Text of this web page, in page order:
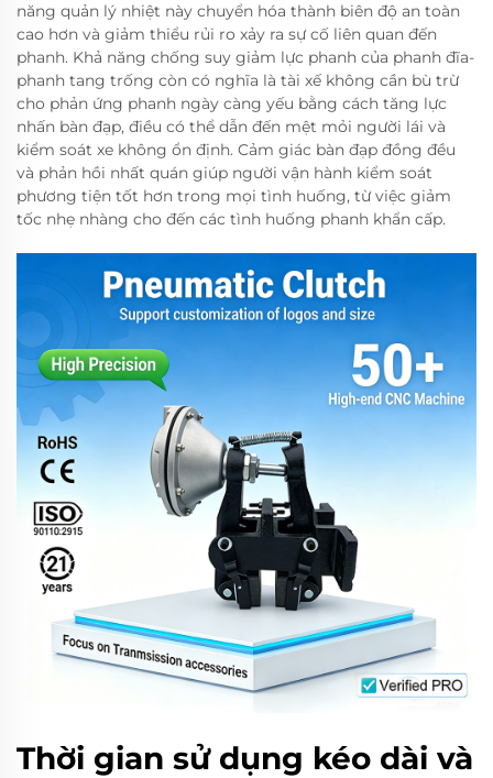
năng quản lý nhiệt này chuyển hóa thành biên độ an toàn
cao hơn và giảm thiểu rủi ro xảy ra sự cố liên quan đến
phanh. Khả năng chống suy giảm lực phanh của phanh đĩa-
phanh tang trống còn có nghĩa là tài xế không cần bù trừ
cho phản ứng phanh ngày càng yếu bằng cách tăng lực
nhấn bàn đạp, điều có thể dẫn đến mệt mỏi người lái và
kiểm soát xe không ổn định. Cảm giác bàn đạp đồng đều
và phản hồi nhất quán giúp người vận hành kiểm soát
phương tiện tốt hơn trong mọi tình huống, từ việc giảm
tốc nhẹ nhàng cho đến các tình huống phanh khẩn cấp.
Thời gian sử dụng kéo dài và